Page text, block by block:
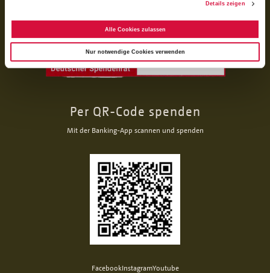
Details zeigen
Alle Cookies zulassen
Nur notwendige Cookies verwenden
Per QR-Code spenden
Mit der Banking-App scannen und spenden
FacebookInstagramYoutube